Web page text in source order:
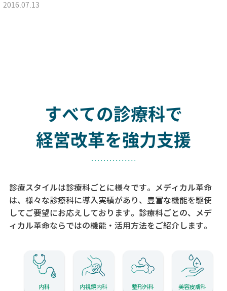
2016.07.13
すべての診療科で
経営改革を強力支援
診療スタイルは診療科ごとに様々です。メディカル革命
は、様々な診療科に導入実績があり、 豊富な機能を駆使
してご要望にお応えしております。 診療科ごとの、メデ
ィカル革命ならではの機能・活用方法をご紹介します。
内科 内視鏡内科 整形外科 美容皮膚科